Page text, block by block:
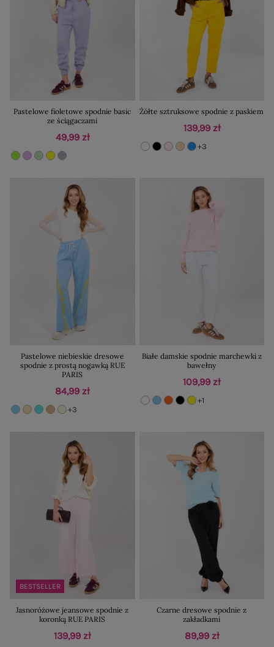
Pastelowe fioletowe spodnie basic
ze ściągaczami
49,99 zł
Żółte sztruksowe spodnie z paskiem
139,99 zł
+3
Pastelowe niebieskie dresowe
spodnie z prostą nogawką RUE
PARIS
84,99 zł
+3
Białe damskie spodnie marchewki z
bawełny
109,99 zł
+1
BESTSELLER
Jasnoróżowe jeansowe spodnie z
koronką RUE PARIS
139,99 zł
Czarne dresowe spodnie z
zakładkami
89,99 zł